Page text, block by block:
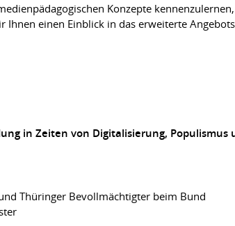
Konzepte
Ihnen einen Einblick in das erweiterte
in Zeiten von Digitalisierung,
Thüringer Bevollmächtigter beim Bund